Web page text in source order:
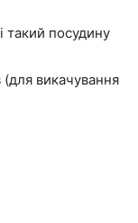
такий посудину
викачування